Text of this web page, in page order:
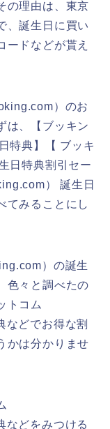
の理由は、東京
、誕生日に買い
ードなどが貰え
）のお
は、【ブッキン
特典】【 ブッキ
日特典割引セー
） 誕生日
てみることにし
）の誕生
色々と調べたの
トコム
などでお得な割
かは分かりませ
などをみつける